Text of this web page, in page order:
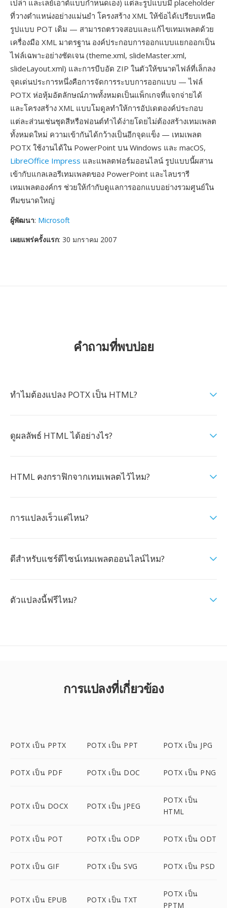
เปล่า และเลย์เอาต์แบบกำหนดเอง) แต่ละรูปแบบมี placeholder
ที่วางตำแหน่งอย่างแม่นยำ โครงสร้าง XML ให้ข้อได้เปรียบเหนือ
รูปแบบ POT เดิม — สามารถตรวจสอบและแก้ไขเทมเพลตด้วย
เครื่องมือ XML มาตรฐาน องค์ประกอบการออกแบบแยกออกเป็น
ไฟล์เฉพาะอย่างชัดเจน (theme.xml, slideMaster.xml,
slideLayout.xml) และการบีบอัด ZIP ในตัวให้ขนาดไฟล์ที่เล็กลง
จุดเด่นประการหนึ่งคือการจัดการระบบการออกแบบ — ไฟล์
POTX ห่อหุ้มอัตลักษณ์ภาพทั้งหมดเป็นแพ็กเกจที่แจกจ่ายได้
และโครงสร้าง XML แบบโมดูลทำให้การอัปเดตองค์ประกอบ
แต่ละส่วนเช่นชุดสีหรือฟอนต์ทำได้ง่ายโดยไม่ต้องสร้างเทมเพลต
ทั้งหมดใหม่ ความเข้ากันได้กว้างเป็นอีกจุดแข็ง — เทมเพลต
POTX ใช้งานได้ใน PowerPoint บน Windows และ macOS,
LibreOffice Impress และแพลตฟอร์มออนไลน์ รูปแบบนี้ผสาน
เข้ากับแกลเลอรีเทมเพลตของ PowerPoint และไลบรารี
เทมเพลตองค์กร ช่วยให้กำกับดูแลการออกแบบอย่างรวมศูนย์ใน
ทีมขนาดใหญ่
ผู้พัฒนา: Microsoft
เผยแพร่ครั้งแรก: 30 มกราคม 2007
คำถามที่พบบ่อย
ทำไมต้องแปลง POTX เป็น HTML?
ดูผลลัพธ์ HTML ได้อย่างไร?
HTML คงกราฟิกจากเทมเพลตไว้ไหม?
การแปลงเร็วแค่ไหน?
ดีสำหรับแชร์ดีไซน์เทมเพลตออนไลน์ไหม?
ตัวแปลงนี้ฟรีไหม?
การแปลงที่เกี่ยวข้อง
POTX เป็น PPTX POTX เป็น PPT POTX เป็น JPG
POTX เป็น PDF POTX เป็น DOC POTX เป็น PNG
POTX เป็น DOCX POTX เป็น JPEG
POTX เป็น
HTML
POTX เป็น POT POTX เป็น ODP POTX เป็น ODT
POTX เป็น GIF POTX เป็น SVG POTX เป็น PSD
POTX เป็น EPUB POTX เป็น TXT
POTX เป็น
PPTM